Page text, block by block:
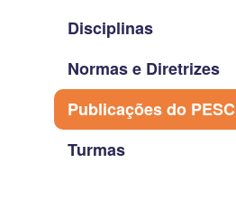
Disciplinas
Normas e Diretrizes
Publicações do PESC
Turmas